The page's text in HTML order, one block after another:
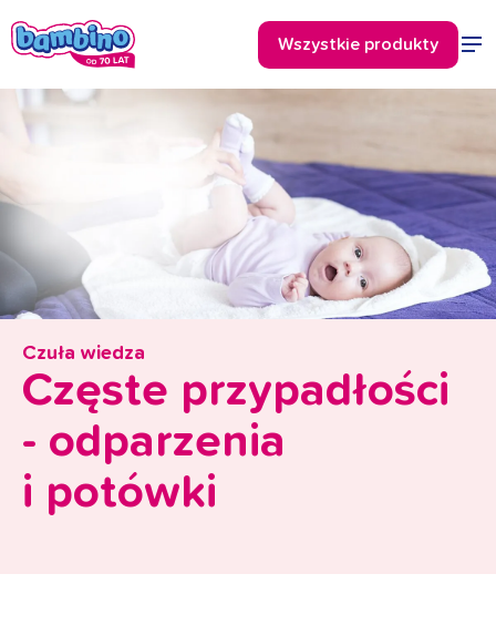
Czuła wiedza
Częste przypadłości
- odparzenia
i potówki